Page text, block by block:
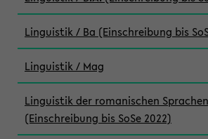
Linguistik / Ba (Einschreibung bis
Linguistik / Mag
Linguistik der romanischen
(Einschreibung bis SoSe 2022)